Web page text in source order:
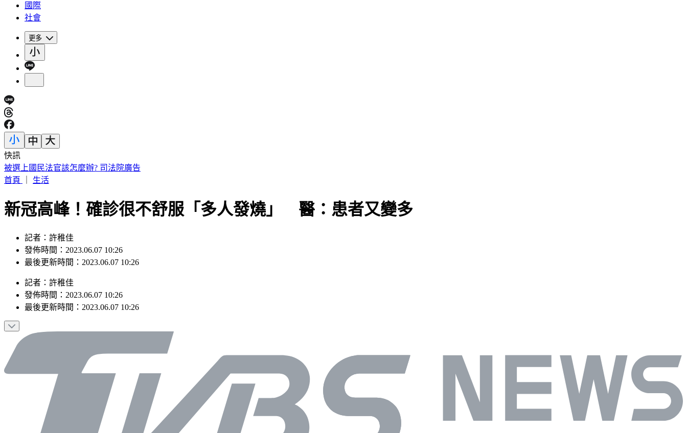
國際
社會
更多
快訊
砍Gmail神功能 2027年起停止支援第三方帳號收寄信
首頁
生活
新冠高峰！確診很不舒服「多人發燒」 醫：患者又變多
記者：許稚佳
發佈時間：2023.06.07 10:26
最後更新時間：2023.06.07 10:26
記者 ： 許稚佳
發佈時間： 2023.06.07 10:26
最後更新時間： 2023.06.07 10:26